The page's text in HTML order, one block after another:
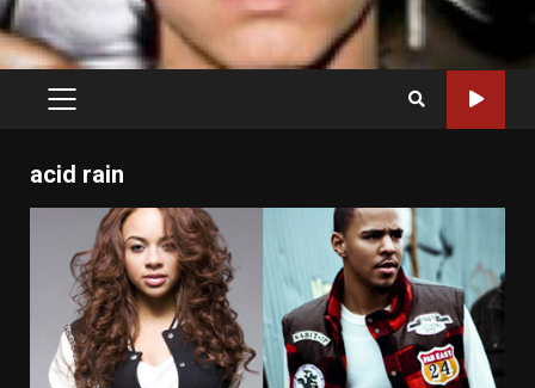
PRIMARY
acid rain